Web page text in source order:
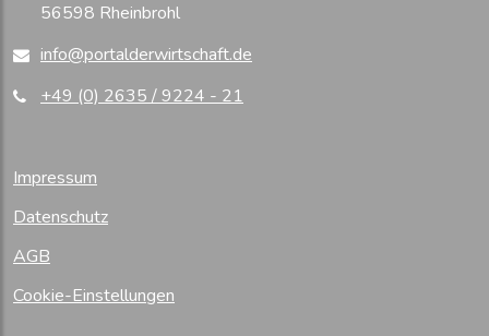
56598 Rheinbrohl
info@portalderwirtschaft.de
+49 (0) 2635 / 9224 - 21
Impressum
Datenschutz
AGB
Cookie-Einstellungen